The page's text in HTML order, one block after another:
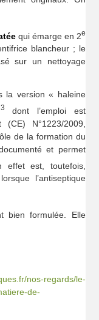
qui émarge en 2e
blancheur ; le
sur un nettoyage
la version « haleine
3
dont l’emploi est
N°1223/2009,
de la formation du
et permet
est, toutefois,
l’antiseptique
bien formulée. Elle
nos-regards/le-
de-